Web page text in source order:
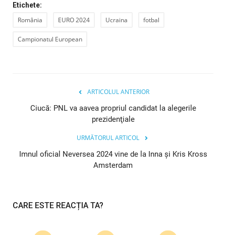
Etichete:
România EURO 2024 Ucraina fotbal
Campionatul European
ARTICOLUL ANTERIOR
Ciucă: PNL va aavea propriul candidat la alegerile
prezidenţiale
URMĂTORUL ARTICOL
Imnul oficial Neversea 2024 vine de la Inna și Kris Kross
Amsterdam
CARE ESTE REACȚIA TA?